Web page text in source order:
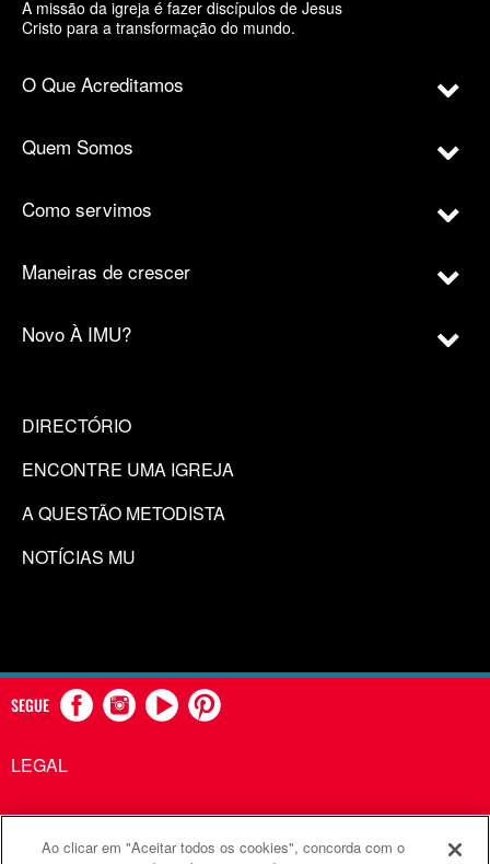
A missão da igreja é fazer discípulos de Jesus
Cristo para a transformação do mundo.
O Que Acreditamos
Quem Somos
Como servimos
Maneiras de crescer
Novo À IMU?
DIRECTÓRIO
ENCONTRE UMA IGREJA
A QUESTÃO METODISTA
NOTÍCIAS MU
SEGUE
LEGAL
Ao clicar em "Aceitar todos os cookies", concorda com o